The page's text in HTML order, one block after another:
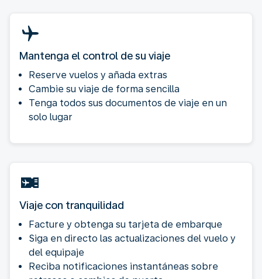
Mantenga el control de su viaje
Reserve vuelos y añada extras
Cambie su viaje de forma sencilla
Tenga todos sus documentos de viaje en un
solo lugar
Viaje con tranquilidad
Facture y obtenga su tarjeta de embarque
Siga en directo las actualizaciones del vuelo y
del equipaje
Reciba notificaciones instantáneas sobre